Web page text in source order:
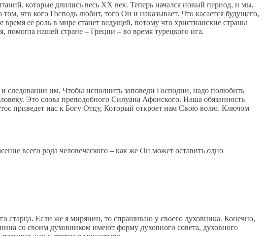
которые длились весь XX век. Теперь начался новый период, и мы,
что кого Господь любит, того Он и наказывает. Что касается будущего,
ее роль в мире станет ведущей, потому что христианские страны
помогла нашей стране – Греции – во время турецкого ига.
следовании им. Чтобы исполнить заповеди Господни, надо полюбить
Это слова преподобного Силуана Афонского. Наша обязанность
приведет нас к Богу Отцу, Который откроет нам Свою волю. Ключом
всего рода человеческого – как же Он может оставить одно
старца. Если же я мирянин, то спрашиваю у своего духовника. Конечно,
со своим духовником имеют форму духовного совета, духовного